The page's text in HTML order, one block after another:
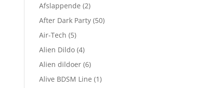
Afslappende (2)
After Dark Party (50)
Air-Tech (5)
Alien Dildo (4)
Alien dildoer (6)
Alive BDSM Line (1)